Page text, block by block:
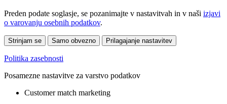
Preden podate soglasje, se pozanimajte v nastavitvah in v naši izjavi
o varovanju osebnih podatkov.
Strinjam se Samo obvezno Prilagajanje nastavitev
Politika zasebnosti
Posamezne nastavitve za varstvo podatkov
Customer match marketing